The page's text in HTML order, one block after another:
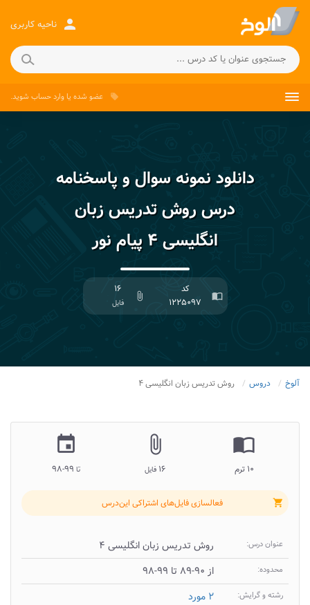
person ناحیه کاربری
local_offer عضو شده یاوارد حساب شوید.
دانلود نمونه سوال و پاسخنامه
درس روش تدریس زبان
انگلیسی ۴ پیام نور
import_contacts
کد
۱۲۲۵۰۹۷
attach_file
۱۶
فایل
آلوخ دروس روش تدریس زبان انگلیسی ۴
import_contacts
۱۰ ترم
attach_file
۱۶ فایل
insert_invitation
تا
shopping_cart فعالسازی فایل‌های اشتراکی این‌درس
عنوان درس: روش تدریس زبان انگلیسی ۴
محدوده: از ۹۰-۸۹ تا ۹۹-۹۸
رشته و گرایش: ۲ مورد